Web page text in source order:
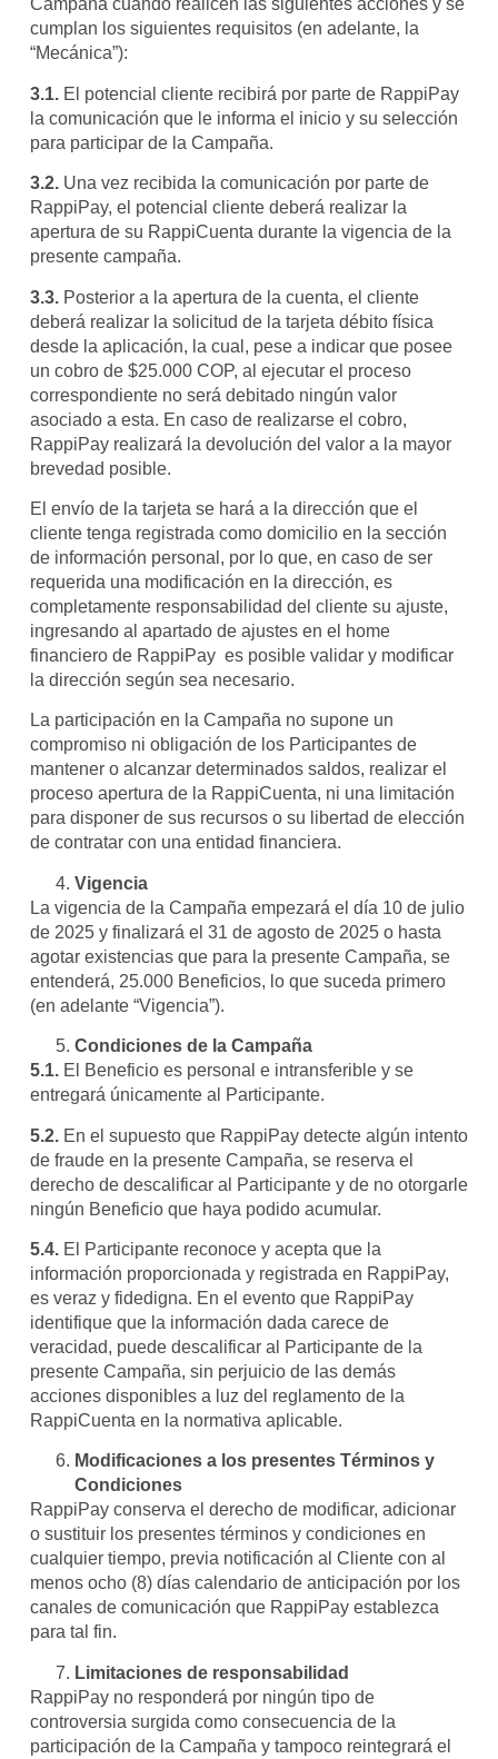
Campaña cuando realicen las siguientes acciones y se
cumplan los siguientes requisitos (en adelante, la
“Mecánica”):
3.1.El potencial cliente recibirá por parte de RappiPay
la comunicación que le informa el inicio y su selección
para participar de la Campaña.
3.2. Una vez recibida la comunicación por parte de
RappiPay, el potencial cliente deberá realizar la
apertura de su RappiCuenta durante la vigencia de la
presente campaña.
3.3.Posterior a la apertura de la cuenta, el cliente
deberá realizar la solicitud de la tarjeta débito física
desde la aplicación, la cual, pese a indicar que posee
un cobro de $25.000 COP, al ejecutar el proceso
correspondiente no será debitado ningún valor
asociado a esta. En caso de realizarse el cobro,
RappiPay realizará la devolución del valor a la mayor
brevedad posible.
El envío de la tarjeta se hará a la dirección que el
cliente tenga registrada como domicilio en la sección
de información personal, por lo que, en caso de ser
requerida una modificación en la dirección, es
completamente responsabilidad del cliente su ajuste,
ingresando al apartado de ajustes en el home
financiero de RappiPay es posible validar y modificar
la dirección según sea necesario.
La participación en la Campaña no supone un
compromiso ni obligación de los Participantes de
mantener o alcanzar determinados saldos, realizar el
proceso apertura de la RappiCuenta, ni una limitación
para disponer de sus recursos o su libertad de elección
de contratar con una entidad financiera.
Vigencia
La vigencia de la Campaña empezará el día 10 de julio
de 2025 y finalizará el 31 de agosto de 2025 o hasta
agotar existencias que para la presente Campaña, se
entenderá, 25.000 Beneficios, lo que suceda primero
(en adelante “Vigencia”).
Condiciones de la Campaña
5.1.El Beneficio es personal e intransferible y se
entregará únicamente al Participante.
5.2.En el supuesto que RappiPay detecte algún intento
de fraude en la presente Campaña, se reserva el
derecho de descalificar al Participante y de no otorgarle
ningún Beneficio que haya podido acumular.
5.4.El Participante reconoce y acepta que la
información proporcionada y registrada en RappiPay,
es veraz y fidedigna. En el evento que RappiPay
identifique que la información dada carece de
veracidad, puede descalificar al Participante de la
presente Campaña, sin perjuicio de las demás
acciones disponibles a luz del reglamento de la
RappiCuenta en la normativa aplicable.
Modificaciones a los presentes Términos y
Condiciones
RappiPay conserva el derecho de modificar, adicionar
o sustituir los presentes términos y condiciones en
cualquier tiempo, previa notificación al Cliente con al
menos ocho (8) días calendario de anticipación por los
canales de comunicación que RappiPay establezca
para tal fin.
Limitaciones de responsabilidad
RappiPay no responderá por ningún tipo de
controversia surgida como consecuencia de la
participación de la Campaña y tampoco reintegrará el